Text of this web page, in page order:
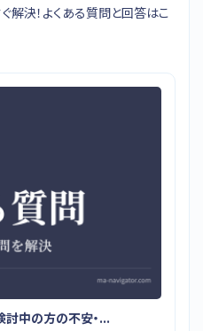
決！よくある質問と回答はこ
中の方の不安・...